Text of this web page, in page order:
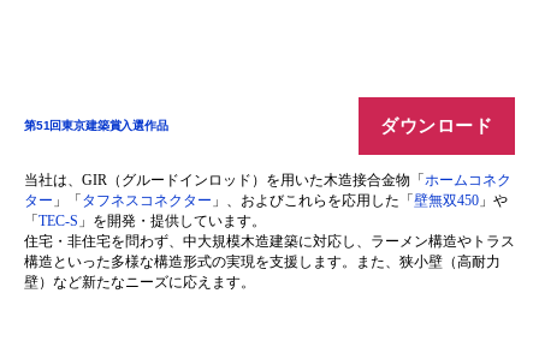
第51回東京建築賞入選作品 ダウンロード
当社は、GIR（グルードインロッド）を用いた木造接合金物「ホームコネク
ター 」「タフネスコネクター 」、およびこれらを応用した「壁無双450 」や
「TEC-S 」を開発・提供しています。
住宅・非住宅を問わず、中大規模木造建築に対応し、ラーメン構造やトラス
構造といった多様な構造形式の実現を支援します。また、狭小壁（高耐力
壁）など新たなニーズに応えます。